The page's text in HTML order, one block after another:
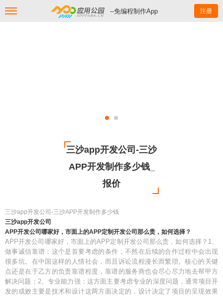
--免编程制作App 注册
三沙app开发公司-三沙
APP开发制作多少钱_
报价
三沙app开发公司-三沙APP开发制作多少钱
三沙app开发公司
APP开发公司哪家好，市面上的APP定制开发公司那么贵，如何选择？
APP开发公司哪家好，市面上的APP定制开发公司那么贵，如何选择？1、
做事诚信靠谱：这个是首要考虑的条件，不然在后续的合作过程中会出现
很多坑。在中国这样的人情社会，而且诉讼流程漫长而繁琐。核心的关键
点还是在于乙方的负责靠谱程度，靠谱的服务商也会尽心尽力地去帮甲方
解决问题；2、专业能力强：这方面主要考虑专业的深度问题，通常项目开
发的成败主要是技术和设计这两方面决定的，设计决定了项目的呈现效果